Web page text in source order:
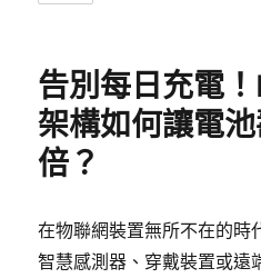
告別每日充電
架構如何讓電
倍？
在物聯網裝置無所不在的時
智慧感測器、穿戴裝置或遠